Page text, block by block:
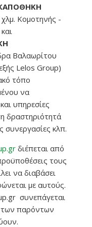
Κομοτηνής -
Βαλαωρίτου
Lelos Group)
τόπο
να
υπηρεσίες
δραστηριότητά
συνεργασίες κλπ.
διέπεται από
τους
να διαβάσει
με αυτούς.
συνεπάγεται
των παρόντων